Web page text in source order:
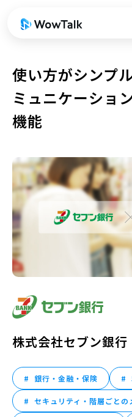
使い方がシンプ
ミュニケーショ
機能
株式会社セブン銀行
銀行・金融・保険
セキュリティ・階層ごとの